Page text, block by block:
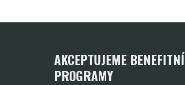
AKCEPTUJEME BENEFITNÍ
PROGRAMY